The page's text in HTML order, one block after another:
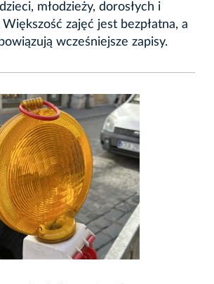
młodzieży, dorosłych i
zajęć jest bezpłatna, a
wcześniejsze zapisy.